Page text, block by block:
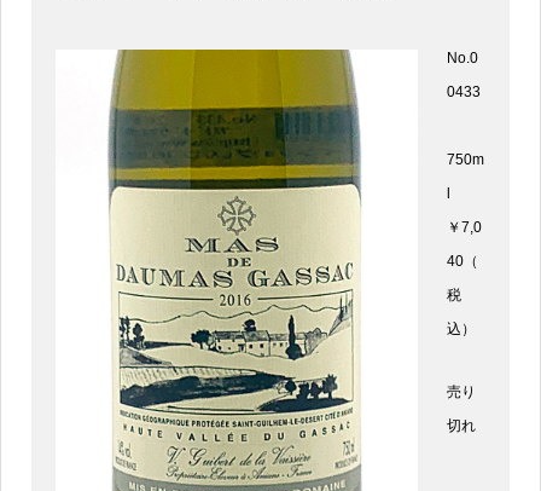
No.0
0433
750m
￥7,0
40（
税
込）
売り
切れ